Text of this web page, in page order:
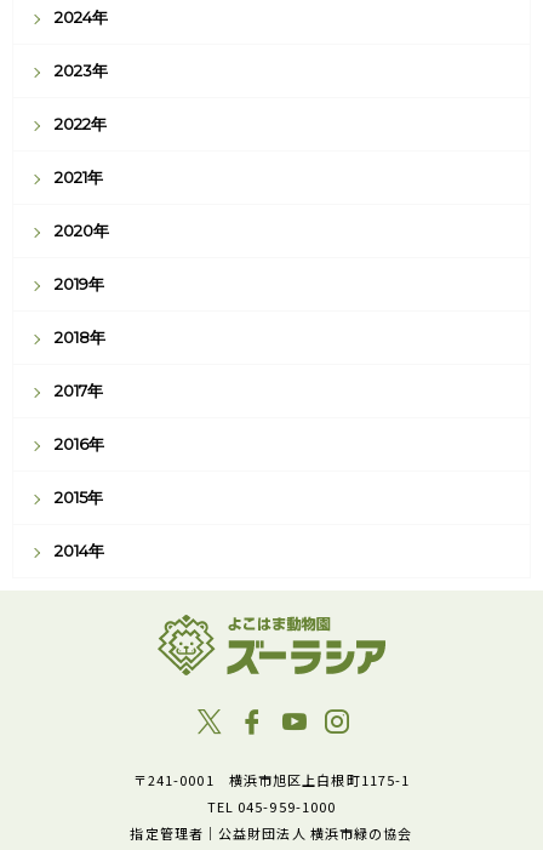
2024年
2023年
2022年
2021年
2020年
2019年
2018年
2017年
2016年
2015年
2014年
〒241-0001 横浜市旭区上白根町1175-1
TEL 045-959-1000
指定管理者｜公益財団法人 横浜市緑の協会